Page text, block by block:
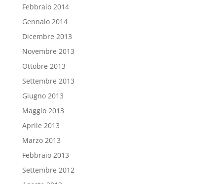
Febbraio 2014
Gennaio 2014
Dicembre 2013
Novembre 2013
Ottobre 2013
Settembre 2013
Giugno 2013
Maggio 2013
Aprile 2013
Marzo 2013
Febbraio 2013
Settembre 2012